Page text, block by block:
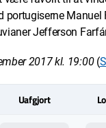
portugiserne Manuel
Jefferson
2017 kl. 19:00(
Uafgjort